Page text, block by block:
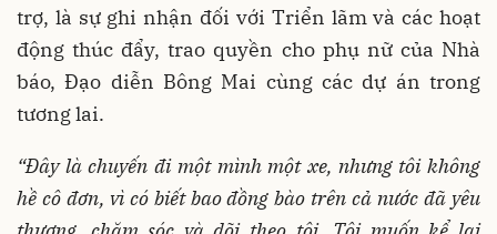
trợ, là sự ghi nhận đối với Triển lãm và các hoạt
động thúc đẩy, trao quyền cho phụ nữ của Nhà
báo, Đạo diễn Bông Mai cùng các dự án trong
tương lai.
“Đây là chuyến đi một mình một xe, nhưng tôi không
hề cô đơn, vì có biết bao đồng bào trên cả nước đã yêu